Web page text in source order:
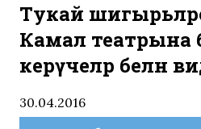
Тукай
Камал театрына
керүчеләр белән
30.04.2016